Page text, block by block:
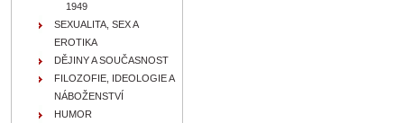
1949
SEXUALITA, SEX A
EROTIKA
DĚJINY A SOUČASNOST
FILOZOFIE, IDEOLOGIE A
NÁBOŽENSTVÍ
HUMOR